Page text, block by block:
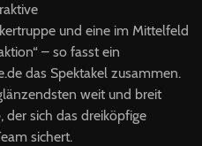
und eine im Mittelfeld
– so fasst ein
das Spektakel zusammen.
weit und breit
der sich das dreiköpfige
sichert.